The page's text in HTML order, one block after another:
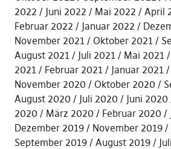
2022
Juni 2022 Mai 2022 April
Februar 2022
Januar 2022
November 2021
Oktober 2021
August 2021
Juli 2021 Mai 2021
2021
Februar 2021 Januar 2021
November 2020
Oktober 2020
August 2020
Juli 2020 Juni 2020
2020
März 2020 Februar 2020
Dezember 2019
November 2019
September 2019
August 2019